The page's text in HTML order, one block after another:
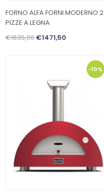
FORNO ALFA FORNI MODERNO 2
PIZZE A LEGNA
€1635,00 €1471,50
-10%